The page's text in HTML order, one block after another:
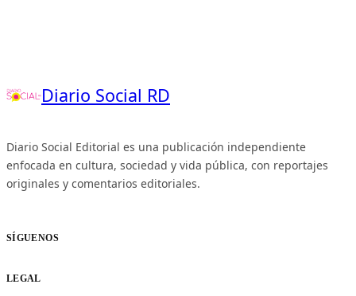
Diario Social RD
Diario Social Editorial es una publicación independiente
enfocada en cultura, sociedad y vida pública, con reportajes
originales y comentarios editoriales.
SÍGUENOS
LEGAL